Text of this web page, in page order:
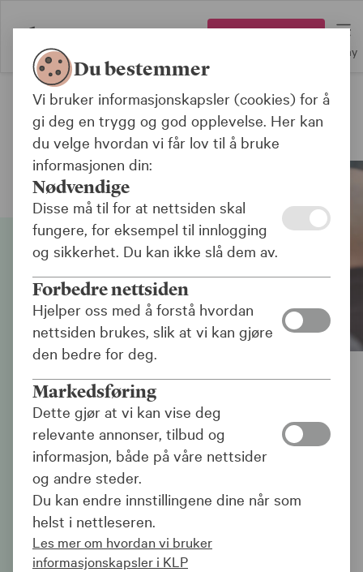
Meny
Fond
Siden inneholder markedsføring
Velkommen som kunde
i KLP-fondene!
Her finner du nyttig informasjon om
fondene våre, hvordan du får tilgang,
rapporter og annet som kan være til hjelp
for deg.
Du bestemmer
Vi bruker informasjonskapsler (cookies) for å
gi deg en trygg og god opplevelse. Her kan
du velge hvordan vi får lov til å bruke
informasjonen din:
Nødvendige
Disse må til for at nettsiden skal
fungere, for eksempel til innlogging
og sikkerhet. Du kan ikke slå dem av.
Forbedre nettsiden
Hjelper oss med å forstå hvordan
nettsiden brukes, slik at vi kan gjøre
den bedre for deg.
Markedsføring
Dette gjør at vi kan vise deg
relevante annonser, tilbud og
informasjon, både på våre nettsider
og andre steder.
Du kan endre innstillingene dine når som
helst i nettleseren.
Les mer om hvordan vi bruker
informasjonskapsler i KLP